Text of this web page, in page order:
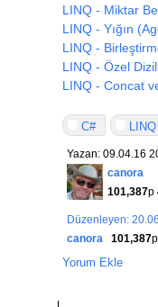
LINQ - Miktar
LINQ - Yığın
LINQ -
LINQ - Özel
LINQ - Concat
C# LINQ
Yazan: 09.04.16
canora
101,387p
Düzenleyen:
canora
101,387p
Yorum Ekle